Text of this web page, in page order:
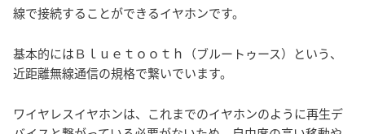
線で接続することができるイヤホンです。
基本的にはＢｌｕｅｔｏｏｔｈ（ブルートゥース）という、
近距離無線通信の規格で繋いでいます。
ワイヤレスイヤホンは、これまでのイヤホンのように再生デ